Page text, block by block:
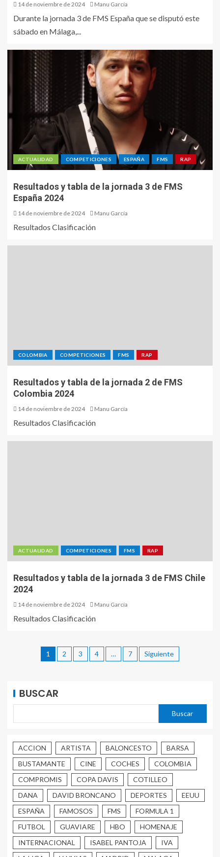
14 de noviembre de 2024 Manu García
Durante la jornada 3 de FMS España que se disputó este
sábado en Málaga,...
ACTUALIDAD COMPETICIONES ESPAÑA FMS RAP
Resultados y tabla de la jornada 3 de FMS
España 2024
14 de noviembre de 2024 Manu García
Resultados Clasificación
COLOMBIA COMPETICIONES FMS RAP
Resultados y tabla de la jornada 2 de FMS
Colombia 2024
14 de noviembre de 2024 Manu García
Resultados Clasificación
ACTUALIDAD COMPETICIONES FMS RAP
Resultados y tabla de la jornada 3 de FMS Chile
2024
14 de noviembre de 2024 Manu García
Resultados Clasificación
1 2 3 4 … 7 Siguiente
BUSCAR
Buscar
ACCION ARTISTA BALONCESTO
BARSA
BUSTAMANTE
CINE COCHES
COLOMBIA
COMPROMIS
COPA DAVIS
COTILLEO
DANA
DAVID BRONCANO DEPORTES
EEUU
ESPAÑA
FAMOSOS FMS
FORMULA 1
FUTBOL
GUAVIARE HBO
HOMENAJE
INTERNACIONAL
ISABEL PANTOJA
IVA